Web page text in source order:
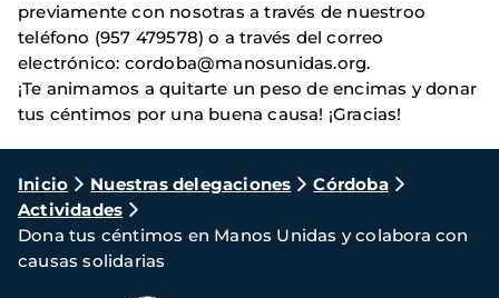
previamente con nosotras a través de nuestroo
teléfono (957 479578) o a través del correo
electrónico: cordoba@manosunidas.org.
¡Te animamos a quitarte un peso de encimas y donar
tus céntimos por una buena causa! ¡Gracias!
Ruta
de
navegación
Inicio Nuestras delegaciones
Córdoba
Actividades
Dona tus céntimos en Manos Unidas y colabora con
causas solidarias